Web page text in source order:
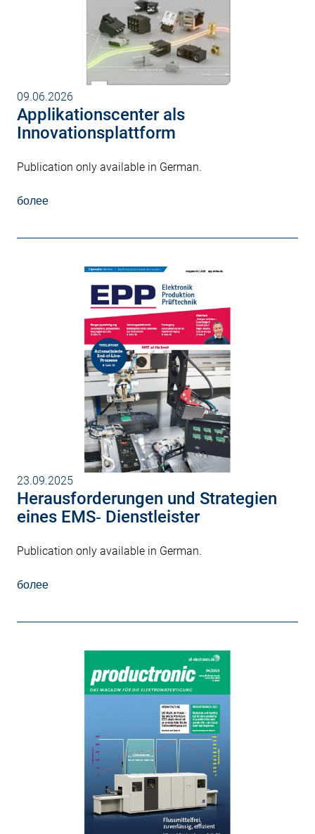
09.06.2026
Applikationscenter als
Innovationsplattform
Publication only available in German.
более
23.09.2025
Herausforderungen und Strategien
eines EMS‐ Dienstleister
Publication only available in German.
более